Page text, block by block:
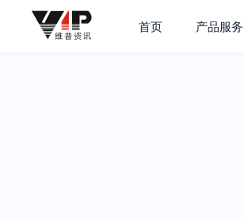
首页 产品服务